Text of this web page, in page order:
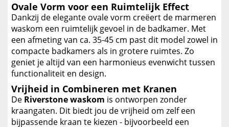
Ovale Vorm voor een Ruimtelijk Effect
Dankzij de elegante ovale vorm creëert de marmeren
waskom een ruimtelijk gevoel in de badkamer. Met
een afmeting van ca. 35-45 cm past dit model zowel in
compacte badkamers als in grotere ruimtes. Zo
geniet je altijd van een harmonieus evenwicht tussen
functionaliteit en design.
Vrijheid in Combineren met Kranen
De Riverstone waskom is ontworpen zonder
kraangaten. Dit biedt jou de vrijheid om zelf een
bijpassende kraan te kiezen - bijvoorbeeld een